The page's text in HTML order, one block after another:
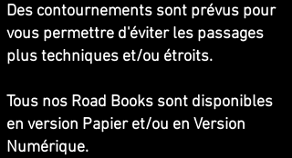
Des contournements sont prévus pour
vous permettre d'éviter les passages
plus techniques et/ou étroits.
Tous nos Road Books sont disponibles
en version Papier et/ou en Version
Numérique.